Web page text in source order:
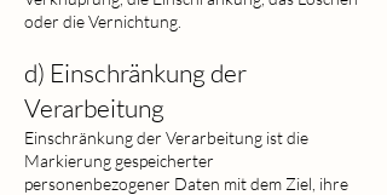
oder die Vernichtung.
d) Einschränkung der
Verarbeitung
Einschränkung der Verarbeitung ist die
Markierung gespeicherter
personenbezogener Daten mit dem Ziel, ihre